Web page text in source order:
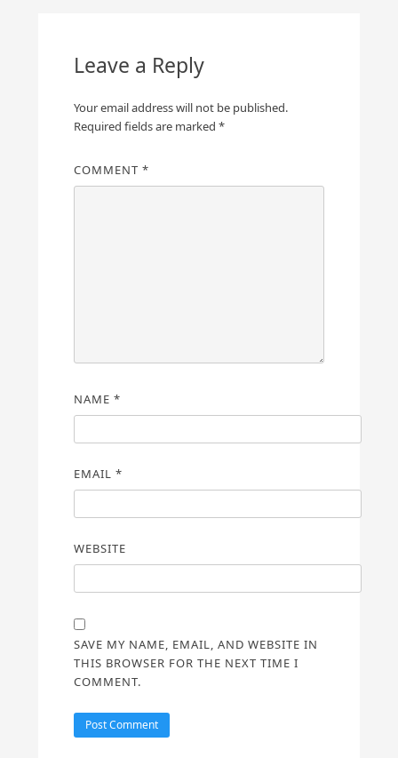
Leave a Reply
Your email address will not be published.
Required fields are marked *
COMMENT *
NAME *
EMAIL *
WEBSITE
SAVE MY NAME, EMAIL, AND WEBSITE IN
THIS BROWSER FOR THE NEXT TIME I
COMMENT.